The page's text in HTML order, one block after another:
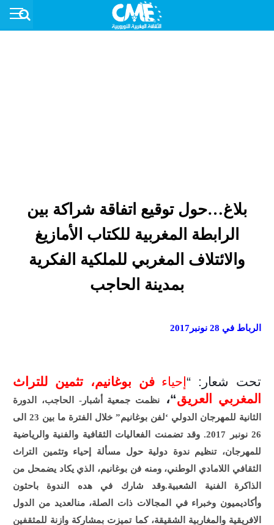
بلاغ…حول توقيع اتفاقة شراكة بين
الرابطة المغربية للكتاب الأمازيغ
والائتلاف المغربي للملكية الفكرية
بمدينة الحاجب
الرباط في 28 نونبر2017
تحت شعار: “إحياءفن بوغانيم، تثمين للتراث
المغربي العريق“،
نظمت جمعية أشبار- الحاجب، الدورة
الثانية للمهرجان الدولي ‘لفن بوغانيم” خلال الفترة ما بين 23 الى
26 نونبر 2017. وقد تضمنت الفعاليات الثقافية والفنية والرياضية
للمهرجان، تنظيم ندوة دولية حول مسألة إحياء وتثمين التراث
الثقافي اللامادي الوطني، ومنه فن بوغانيم، الذي يكاد يضمحل من
الذاكرة الفنية الشعبية.وقد شارك في هده الندوة باحثون
وأكاديميون وخبراء في المجالات ذات الصلة، منالعديد من الدول
الافريقية والمغاربية الشقيقة، كما تميزت بمشاركة وازنة للمثقفين